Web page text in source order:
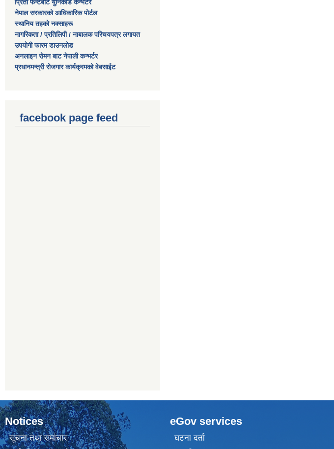
प्रिती फन्टबाट युनिकोड कन्भर्टर
नेपाल सरकारको आधिकारिक पोर्टल
स्थानिय तहको नक्साहरू
नागरिकता / प्रतिलिपी / नाबालक परिचयपत्र लगायत
उपयोगी फारम डाउनलोड
अनलाइन रोमन बाट नेपाली कन्भर्टर
प्रधानमन्त्री रोजगार कार्यक्रमको वेबसाईट
facebook page feed
Notices
सूचना तथा समाचार
eGov services
घटना दर्ता